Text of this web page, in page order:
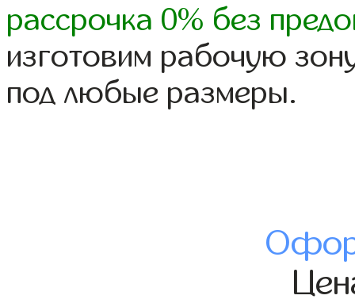
рассрочка 0% без
изготовим рабочую
под любые размеры.